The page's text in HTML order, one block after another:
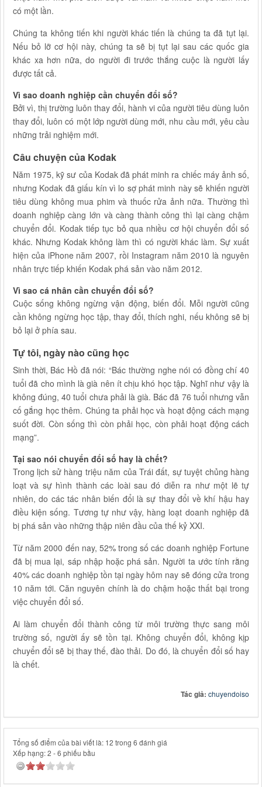
có một lần.
Chúng ta không tiến khi người khác tiến là chúng ta đã tụt lại.
Nếu bỏ lỡ cơ hội này, chúng ta sẽ bị tụt lại sau các quốc gia
khác xa hơn nữa, do người đi trước thắng cuộc là người lấy
được tất cả.
Vì sao doanh nghiệp cần chuyển đổi số?
Bởi vì, thị trường luôn thay đổi, hành vi của người tiêu dùng luôn
thay đổi, luôn có một lớp người dùng mới, nhu cầu mới, yêu cầu
những trải nghiệm mới.
Câu chuyện của Kodak
Năm 1975, kỹ sư của Kodak đã phát minh ra chiếc máy ảnh số,
nhưng Kodak đã giấu kín vì lo sợ phát minh này sẽ khiến người
tiêu dùng không mua phim và thuốc rửa ảnh nữa. Thường thì
doanh nghiệp càng lớn và càng thành công thì lại càng chậm
chuyển đổi. Kodak tiếp tục bỏ qua nhiều cơ hội chuyển đổi số
khác. Nhưng Kodak không làm thì có người khác làm. Sự xuất
hiện của iPhone năm 2007, rồi Instagram năm 2010 là nguyên
nhân trực tiếp khiến Kodak phá sản vào năm 2012.
Vì sao cá nhân cần chuyển đổi số?
Cuộc sống không ngừng vận động, biến đổi. Mỗi người cũng
cần không ngừng học tập, thay đổi, thích nghi, nếu không sẽ bị
bỏ lại ở phía sau.
Tự tôi, ngày nào cũng học
Sinh thời, Bác Hồ đã nói: “Bác thường nghe nói có đồng chí 40
tuổi đã cho mình là già nên ít chịu khó học tập. Nghĩ như vậy là
không đúng, 40 tuổi chưa phải là già. Bác đã 76 tuổi nhưng vẫn
cố gắng học thêm. Chúng ta phải học và hoạt động cách mạng
suốt đời. Còn sống thì còn phải học, còn phải hoạt động cách
mạng”.
Tại sao nói chuyển đổi số hay là chết?
Trong lịch sử hàng triệu năm của Trái đất, sự tuyệt chủng hàng
loạt và sự hình thành các loài sau đó diễn ra như một lẽ tự
nhiên, do các tác nhân biến đổi là sự thay đổi về khí hậu hay
điều kiện sống. Tương tự như vậy, hàng loạt doanh nghiệp đã
bị phá sản vào những thập niên đầu của thế kỷ XXI.
Từ năm 2000 đến nay, 52% trong số các doanh nghiệp Fortune
đã bị mua lại, sáp nhập hoặc phá sản. Người ta ước tính rằng
40% các doanh nghiệp tồn tại ngày hôm nay sẽ đóng cửa trong
10 năm tới. Căn nguyên chính là do chậm hoặc thất bại trong
việc chuyển đổi số.
Ai làm chuyển đổi thành công từ môi trường thực sang môi
trường số, người ấy sẽ tồn tại. Không chuyển đổi, không kịp
chuyển đổi sẽ bị thay thế, đào thải. Do đó, là chuyển đổi số hay
là chết.
Tác giả: chuyendoiso
Tổng số điểm của bài viết là: 12 trong 6 đánh giá
Xếp hạng:2 -6 phiếu bầu